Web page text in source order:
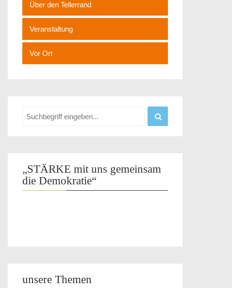
Über den Tellerrand
Veranstaltung
Vor Ort
„STÄRKE mit uns gemeinsam
die Demokratie“
unsere Themen